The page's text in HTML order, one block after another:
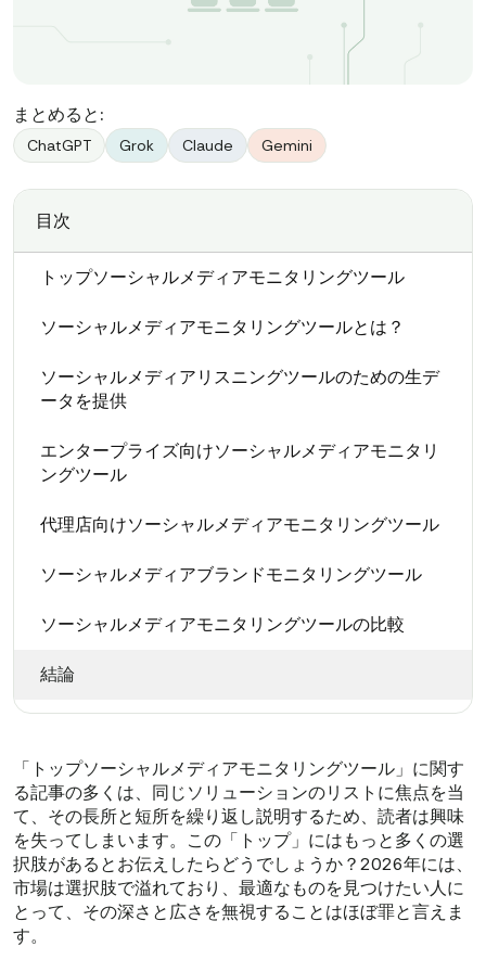
まとめると:
ChatGPT Grok Claude Gemini
目次
トップソーシャルメディアモニタリングツール
ソーシャルメディアモニタリングツールとは？
ソーシャルメディアリスニングツールのための生デ
ータを提供
エンタープライズ向けソーシャルメディアモニタリ
ングツール
代理店向けソーシャルメディアモニタリングツール
ソーシャルメディアブランドモニタリングツール
ソーシャルメディアモニタリングツールの比較
結論
「トップソーシャルメディアモニタリングツール」に関す
る記事の多くは、同じソリューションのリストに焦点を当
て、その長所と短所を繰り返し説明するため、読者は興味
を失ってしまいます。この「トップ」にはもっと多くの選
択肢があるとお伝えしたらどうでしょうか？2026年には、
市場は選択肢で溢れており、最適なものを見つけたい人に
とって、その深さと広さを無視することはほぼ罪と言えま
す。